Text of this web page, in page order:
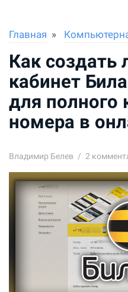
Главная
Как создать
кабинет
для полного
номера в
Владимир Белев 2